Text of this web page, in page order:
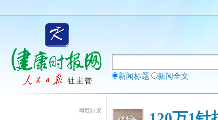
新闻标题 新闻全文
网页结果